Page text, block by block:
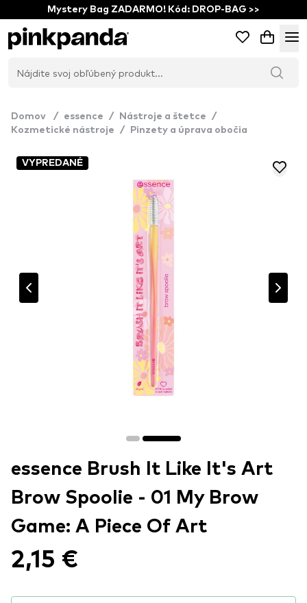
Mystery Bag ZADARMO! Kód: DROP-BAG >>
Domov / essence / Nástroje a štetce
/
Kozmetické nástroje
/ Pinzety a úprava obočia
VYPREDANÉ
essence Brush It Like It's Art
Brow Spoolie - 01 My Brow
Game: A Piece Of Art
2,15 €